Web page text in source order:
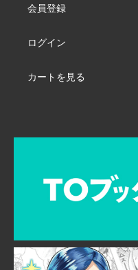
会員登録
ログイン
カートを見る